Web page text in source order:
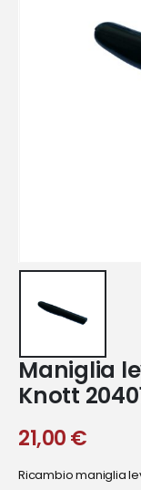
Maniglia
Knott
21,00€
Ricambio maniglia